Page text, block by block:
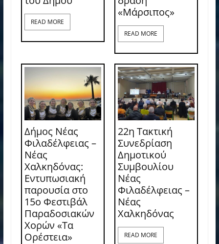
READ MORE
«Μάρσιπος»
READ MORE
Δήμος Νέας
Φιλαδέλφειας –
Νέας
Χαλκηδόνας:
Εντυπωσιακή
παρουσία στο
15ο Φεστιβάλ
Παραδοσιακών
Χορών «Τα
Ορέστεια»
22η Τακτική
Συνεδρίαση
Δημοτικού
Συμβουλίου
Νέας
Φιλαδέλφειας –
Νέας
Χαλκηδόνας
READ MORE